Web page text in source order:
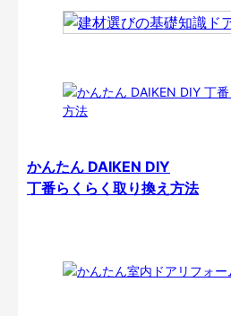
かんたん DAIKEN DIY
丁番らくらく取り換え方法